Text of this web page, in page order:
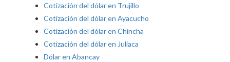
Cotización del dólar en Trujillo
Cotización del dólar en Ayacucho
Cotización del dólar en Chincha
Cotización del dólar en Juliaca
Dólar en Abancay